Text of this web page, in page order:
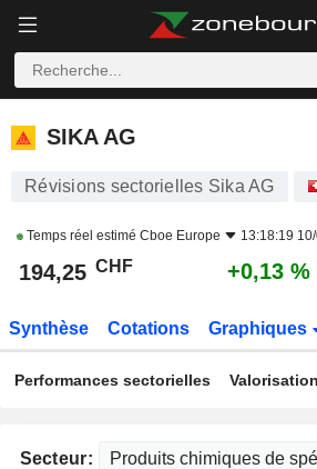
SIKA AG
SIKA AG
Révisions sectorielles Sika AG
Temps réel estimé Cboe Europe 13:18:19
194,25 CHF +0,13 %
Synthèse Cotations Graphiques
Performances sectorielles
Secteur: